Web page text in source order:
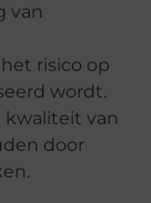
van
risico op
wordt.
kwaliteit van
door